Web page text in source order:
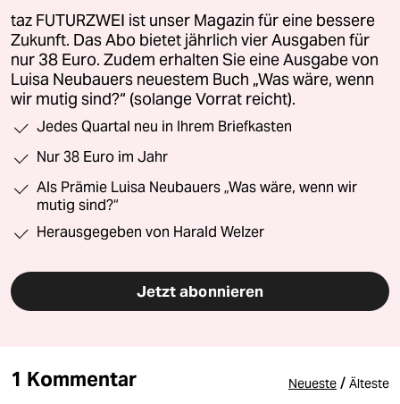
taz FUTURZWEI ist unser Magazin für eine bessere
Zukunft. Das Abo bietet jährlich vier Ausgaben für
nur 38 Euro. Zudem erhalten Sie eine Ausgabe von
Luisa Neubauers neuestem Buch „Was wäre, wenn
wir mutig sind?“ (solange Vorrat reicht).
Jedes Quartal neu in Ihrem Briefkasten
Nur 38 Euro im Jahr
Als Prämie Luisa Neubauers „Was wäre, wenn wir
mutig sind?“
Herausgegeben von Harald Welzer
Jetzt abonnieren
1 Kommentar Neueste / Älteste